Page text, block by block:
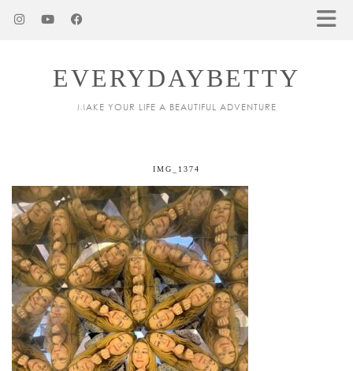
EVERYDAYBETTY
MAKE YOUR LIFE A BEAUTIFUL ADVENTURE
IMG_1374